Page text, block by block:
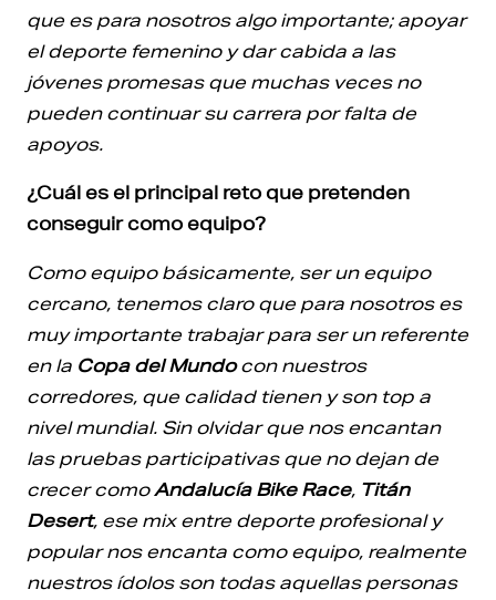
que es para nosotros algo importante; apoyar
el deporte femenino y dar cabida a las
jóvenes promesas que muchas veces no
pueden continuar su carrera por falta de
apoyos.
¿Cuál es el principal reto que pretenden
conseguir como equipo?
Como equipo básicamente, ser un equipo
cercano, tenemos claro que para nosotros es
muy importante trabajar para ser un referente
en la Copa del Mundocon nuestros
corredores, que calidad tienen y son top a
nivel mundial. Sin olvidar que nos encantan
las pruebas participativas que no dejan de
crecer comoAndalucía Bike Race, Titán
Desert, ese mix entre deporte profesional y
popular nos encanta como equipo, realmente
nuestros ídolos son todas aquellas personas